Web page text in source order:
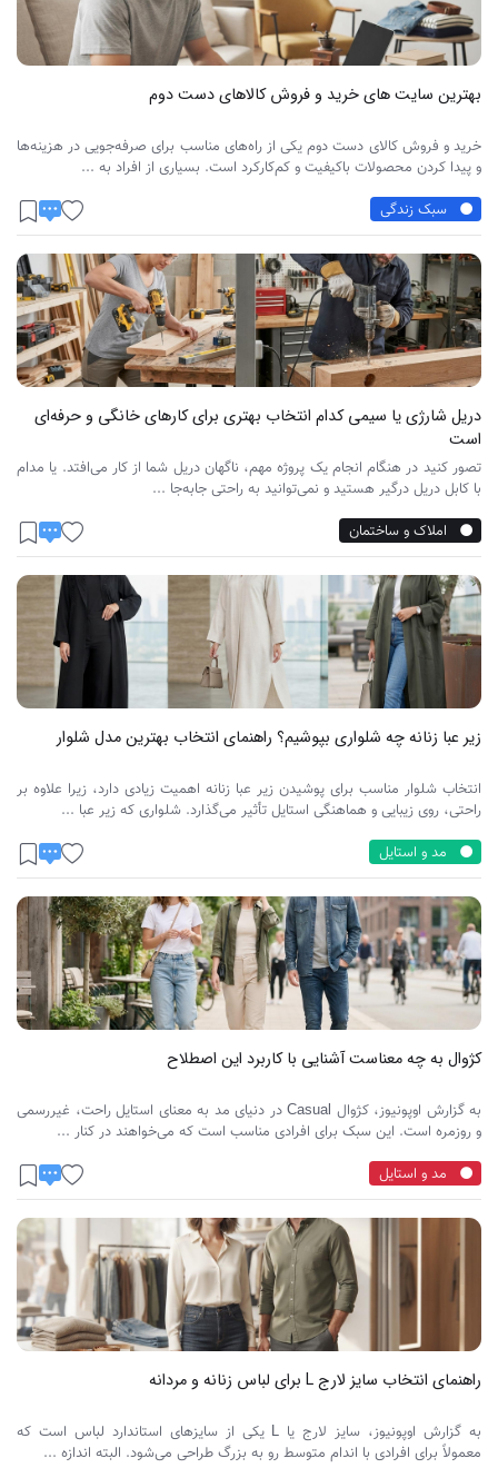
بهترین سایت‌ های خرید و فروش کالاهای دست‌ دوم
خرید و فروش کالای دست دوم یکی از راه‌های مناسب برای صرفه‌جویی در هزینه‌ها
و پیدا کردن محصولات باکیفیت و کم‌کارکرد است. بسیاری از افراد به ...
سبک زندگی
دریل شارژی یا سیمی کدام انتخاب بهتری برای کارهای خانگی و حرفه‌ای
است
تصور کنید در هنگام انجام‌ یک پروژه مهم، ناگهان دریل شما از کار می‌افتد. یا مدام
با کابل دریل درگیر هستید و نمی‌توانید به راحتی جابه‌جا ...
املاک و ساختمان
زیر عبا زنانه چه شلواری بپوشیم؟ راهنمای انتخاب بهترین مدل شلوار
انتخاب شلوار مناسب برای پوشیدن زیر عبا زنانه اهمیت زیادی دارد، زیرا علاوه بر
راحتی، روی زیبایی و هماهنگی استایل تأثیر می‌گذارد. شلواری که زیر عبا ...
مد و استایل
کژوال به چه معناست آشنایی با کاربرد این اصطلاح
به گزارش اوپونیوز، کژوال Casual در دنیای مد به معنای استایل راحت، غیررسمی
و روزمره است. این سبک برای افرادی مناسب است که می‌خواهند در کنار ...
مد و استایل
راهنمای انتخاب سایز لارج L برای لباس زنانه و مردانه
به گزارش اوپونیوز، سایز لارج یا L یکی از سایزهای استاندارد لباس است که
معمولاً برای افرادی با اندام متوسط رو به بزرگ طراحی می‌شود. البته اندازه ...